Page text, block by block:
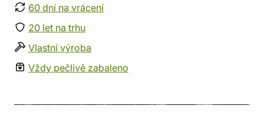
60 dní na vrácení
20 let na trhu
Vlastní výroba
Vždy pečlivě zabaleno